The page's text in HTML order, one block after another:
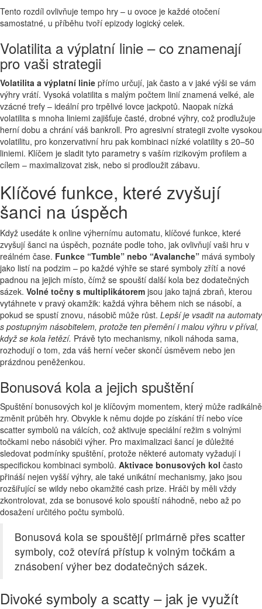
Tento rozdíl ovlivňuje tempo hry – u ovoce je každé otočení
samostatné, u příběhu tvoří epizody logický celek.
Volatilita a výplatní linie – co znamenají
pro vaši strategii
Volatilita a výplatní linie přímo určují, jak často a v jaké výši se vám
výhry vrátí. Vysoká volatilita s malým počtem linií znamená velké, ale
vzácné trefy – ideální pro trpělivé lovce jackpotů. Naopak nízká
volatilita s mnoha liniemi zajišťuje časté, drobné výhry, což prodlužuje
herní dobu a chrání váš bankroll. Pro agresivní strategii zvolte vysokou
volatilitu, pro konzervativní hru pak kombinaci nízké volatility s 20–50
liniemi. Klíčem je sladit tyto parametry s vaším rizikovým profilem a
cílem – maximalizovat zisk, nebo si prodloužit zábavu.
Klíčové funkce, které zvyšují
šanci na úspěch
Když usedáte k online výhernímu automatu, klíčové funkce, které
zvyšují šanci na úspěch, poznáte podle toho, jak ovlivňují vaši hru v
reálném čase. Funkce “Tumble” nebo “Avalanche” mává symboly
jako listí na podzim – po každé výhře se staré symboly zřítí a nové
padnou na jejich místo, čímž se spouští další kola bez dodatečných
sázek. Volné točny s multiplikátorem jsou jako tajná zbraň, kterou
vytáhnete v pravý okamžik: každá výhra během nich se násobí, a
pokud se spustí znovu, násobič může růst. Lepší je vsadit na automaty
s postupným násobitelem, protože ten přemění i malou výhru v příval,
když se kola řetězí. Právě tyto mechanismy, nikoli náhoda sama,
rozhodují o tom, zda váš herní večer skončí úsměvem nebo jen
prázdnou peněženkou.
Bonusová kola a jejich spuštění
Spuštění bonusových kol je klíčovým momentem, který může radikálně
změnit průběh hry. Obvykle k němu dojde po získání tří nebo více
scatter symbolů na válcích, což aktivuje speciální režim s volnými
točkami nebo násobiči výher. Pro maximalizaci šancí je důležité
sledovat podmínky spuštění, protože některé automaty vyžadují i
specifickou kombinaci symbolů. Aktivace bonusových kol často
přináší nejen vyšší výhry, ale také unikátní mechanismy, jako jsou
rozšiřující se wildy nebo okamžité cash prize. Hráči by měli vždy
zkontrolovat, zda se bonusové kolo spouští náhodně, nebo až po
dosažení určitého počtu symbolů.
Bonusová kola se spouštějí primárně přes scatter
symboly, což otevírá přístup k volným točkám a
znásobení výher bez dodatečných sázek.
Divoké symboly a scatty – jak je využít